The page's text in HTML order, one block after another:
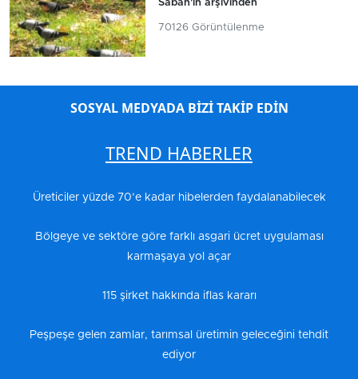
Sabah'ın arşivinden
70126 Görüntülenme
SOSYAL MEDYADA BİZİ TAKİP EDİN
TREND HABERLER
Üreticiler yüzde 70’e kadar hibelerden faydalanabilecek
Bölgeye ve sektöre göre farklı asgari ücret uygulaması
karmaşaya yol açar
115 şirket hakkında iflas kararı
Peşpeşe gelen zamlar, tarımsal üretimin geleceğini tehdit
ediyor